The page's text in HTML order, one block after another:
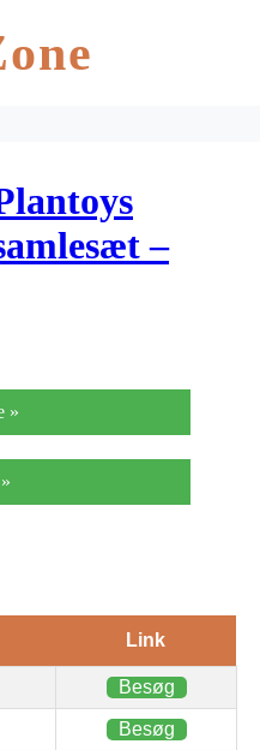
–
»
Link
Besøg
Besøg